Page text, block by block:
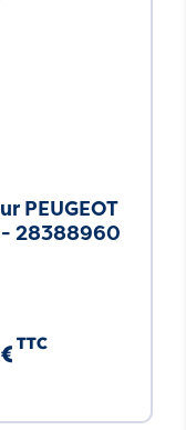
PEUGEOT
- 28388960
TTC